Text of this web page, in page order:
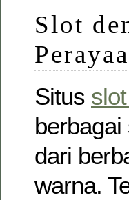
Slot
Situs
dari
warna.